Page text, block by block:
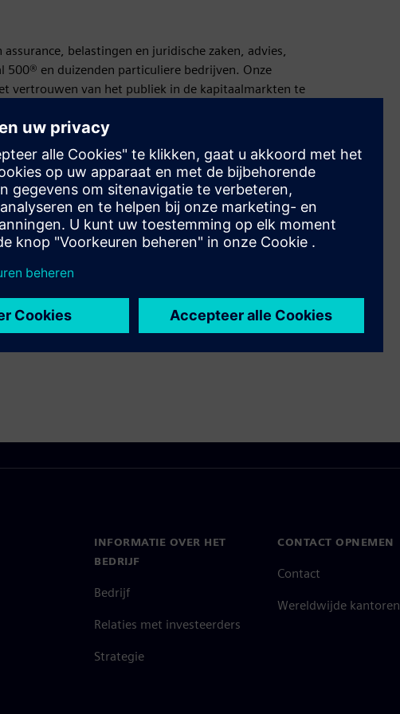
belastingen en juridische zaken, advies,
500® en duizenden particuliere bedrijven. Onze
vertrouwen van het publiek in de kapitaalmarkten te
de weg wijzen naar een sterkere economie, een
geschiedenis van meer dan 175 jaar, omvat
INFORMATIE OVER HET
BEDRIJF
Bedrijf
Relaties met investeerders
Strategie
CONTACT OPNEMEN
Contact
Wereldwijde kantoren